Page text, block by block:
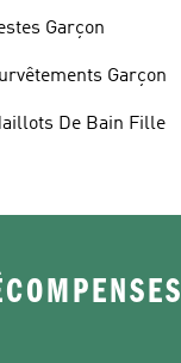
Garçon
Garçon
De Bain Fille